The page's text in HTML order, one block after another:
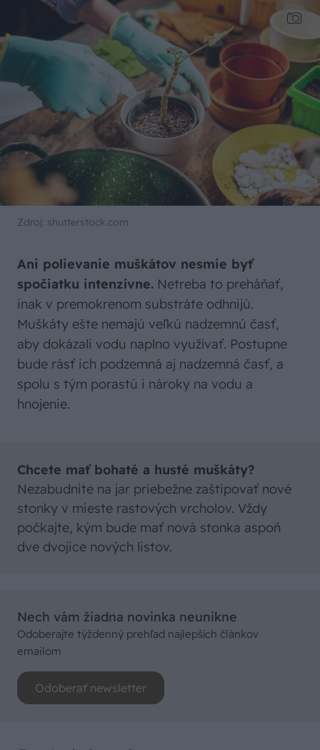
Zdroj: shutterstock.com
Ani polievanie muškátov nesmie byť
spočiatku intenzívne. Netreba to preháňať,
inak v premokrenom substráte odhnijú.
Muškáty ešte nemajú veľkú nadzemnú časť,
aby dokázali vodu naplno využívať. Postupne
bude rásť ich podzemná aj nadzemná časť, a
spolu s tým porastú i nároky na vodu a
hnojenie.
Chcete mať bohaté a husté muškáty?
Nezabudnite na jar priebežne zaštipovať nové
stonky v mieste rastových vrcholov. Vždy
počkajte, kým bude mať nová stonka aspoň
dve dvojice nových listov.
Nech vám žiadna novinka neunikne
Odoberajte týždenný prehľad najlepších článkov
emailom
Odoberať newsletter